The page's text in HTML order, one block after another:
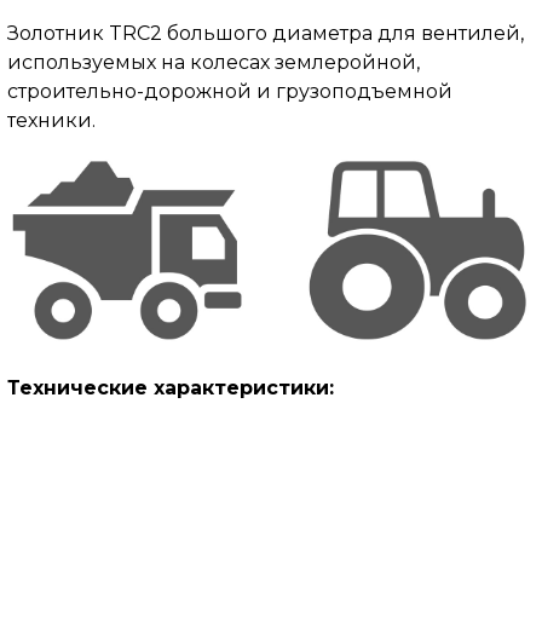
Золотник TRC2 большого диаметра для вентилей,
используемых на колесах землеройной,
строительно-дорожной и грузоподъемной
техники.
Технические характеристики: